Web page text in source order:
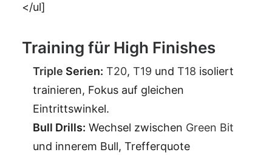
</ul]
Training für High Finishes
Triple Serien: T20, T19 und T18 isoliert
trainieren, Fokus auf gleichen
Eintrittswinkel.
Bull Drills: Wechsel zwischen Green Bit
und innerem Bull, Trefferquote